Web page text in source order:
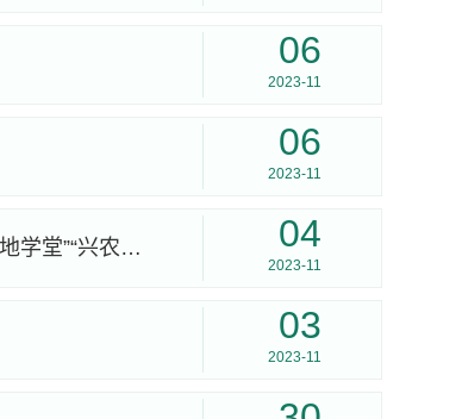
06
2023-11
06
2023-11
【紫金山新闻】校企合作共助农！南农大和江苏邮政共建“大地学堂”“兴农驿站” 04
2023-11
03
2023-11